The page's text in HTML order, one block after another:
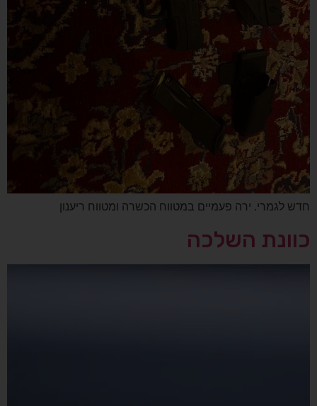
חדש לגמרי. ירה פעמיים במטווח הכשרה ומטווח ריענון
כוונת השלכה